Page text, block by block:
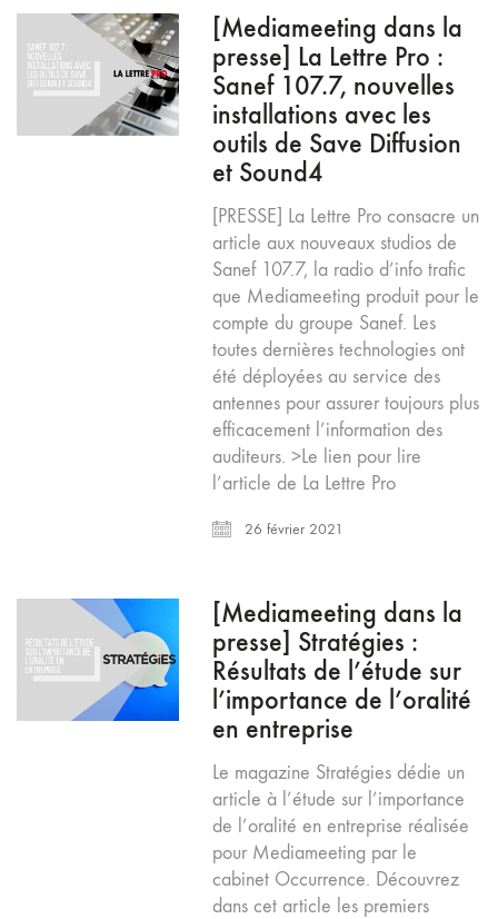
[Mediameeting dans la
presse] La Lettre Pro :
Sanef 107.7, nouvelles
installations avec les
outils de Save Diffusion
et Sound4
[PRESSE] La Lettre Pro consacre un
article aux nouveaux studios de
Sanef 107.7, la radio d’info trafic
que Mediameeting produit pour le
compte du groupe Sanef. Les
toutes dernières technologies ont
été déployées au service des
antennes pour assurer toujours plus
efficacement l’information des
auditeurs. >Le lien pour lire
l’article de La Lettre Pro
26 février 2021
[Mediameeting dans la
presse] Stratégies :
Résultats de l’étude sur
l’importance de l’oralité
en entreprise
Le magazine Stratégies dédie un
article à l’étude sur l’importance
de l’oralité en entreprise réalisée
pour Mediameeting par le
cabinet Occurrence. Découvrez
dans cet article les premiers